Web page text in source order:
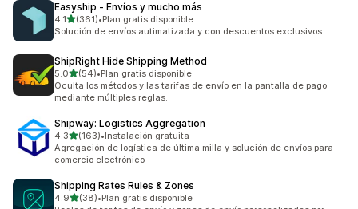
Easyship ‑ Envíos y mucho más
4.1de 5 estrellas
(361)
361 reseñas en total
•Plan gratis disponible
Solución de envíos autimatizada y con descuentos exclusivos
ShipRight Hide Shipping Method
5.0de 5 estrellas
(54)
54 reseñas en total
•Plan gratis disponible
Oculta los métodos y las tarifas de envío en la pantalla de pago
mediante múltiples reglas.
Shipway: Logistics Aggregation
4.3de 5 estrellas
(163)
163 reseñas en total
•Instalación gratuita
Agregación de logística de última milla y solución de envíos para
comercio electrónico
Shipping Rates Rules & Zones
4.9de 5 estrellas
(38)
38 reseñas en total
•Plan gratis disponible